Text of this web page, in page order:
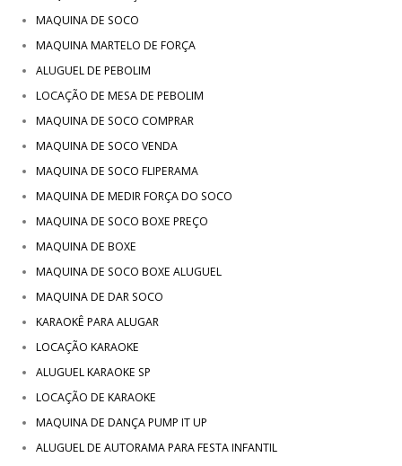
MAQUINA DE SOCO
MAQUINA MARTELO DE FORÇA
ALUGUEL DE PEBOLIM
LOCAÇÃO DE MESA DE PEBOLIM
MAQUINA DE SOCO COMPRAR
MAQUINA DE SOCO VENDA
MAQUINA DE SOCO FLIPERAMA
MAQUINA DE MEDIR FORÇA DO SOCO
MAQUINA DE SOCO BOXE PREÇO
MAQUINA DE BOXE
MAQUINA DE SOCO BOXE ALUGUEL
MAQUINA DE DAR SOCO
KARAOKÊ PARA ALUGAR
LOCAÇÃO KARAOKE
ALUGUEL KARAOKE SP
LOCAÇÃO DE KARAOKE
MAQUINA DE DANÇA PUMP IT UP
ALUGUEL DE AUTORAMA PARA FESTA INFANTIL